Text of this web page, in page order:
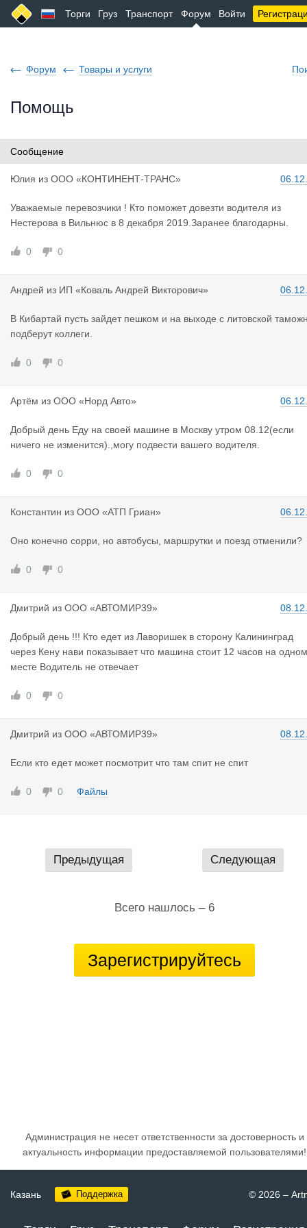
Торги Груз Транспорт Форум Войти
Форум Товары и услуги
Помощь
Сообщение
Юлия из ООО «КОНТИНЕНТ-ТРАНС»
Уважаемые перевозчики ! Кто поможет довезти водителя из
Нестерова в Вильнюс в 8 декабря 2019.Заранее благодарны.
0 0
Андрей из ИП «Коваль Андрей Викторович»
В Кибартай пусть зайдет пешком и на выходе с литовской
подберут коллеги.
0 0
Артём из ООО «Норд Авто»
Добрый день Еду на своей машине в Москву утром 08.12(если
ничего не изменится).,могу подвести вашего водителя.
0 0
Константин из ООО «АТП Гриан»
Оно конечно сорри, но автобусы, маршрутки и поезд отменили?
0 0
Дмитрий из ООО «АВТОМИР39»
Добрый день !!! Кто едет из Лаворишек в сторону Калининград
через Кену нави показывает что машина стоит 12 часов на одном
месте Водитель не отвечает
0 0
Дмитрий из ООО «АВТОМИР39»
Если кто едет может посмотрит что там спит не спит
0 0 Файлы
Предыдущая Следующая
Всего нашлось – 6
Зарегистрируйтесь
Администрация не несет ответственности за достоверность и
актуальность информации предоставляемой пользователями!
Казань Поддержка © 2026 –